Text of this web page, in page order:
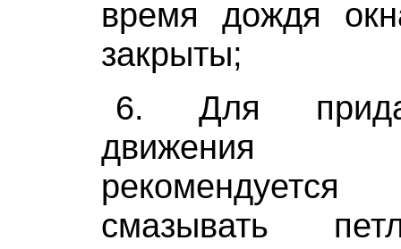
время дождя
закрыты;
6. Для
движения
смазывать